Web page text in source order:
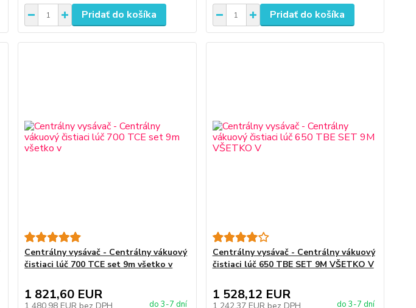
Pridať do košíka Pridať do košíka
Centrálny vysávač - Centrálny vákuový
čistiaci lúč 700 TCE set 9m všetko v
1 821,60 EUR
do 3-7 dní
Centrálny vysávač - Centrálny vákuový
čistiaci lúč 650 TBE SET 9M VŠETKO V
1 528,12 EUR
do 3-7 dní